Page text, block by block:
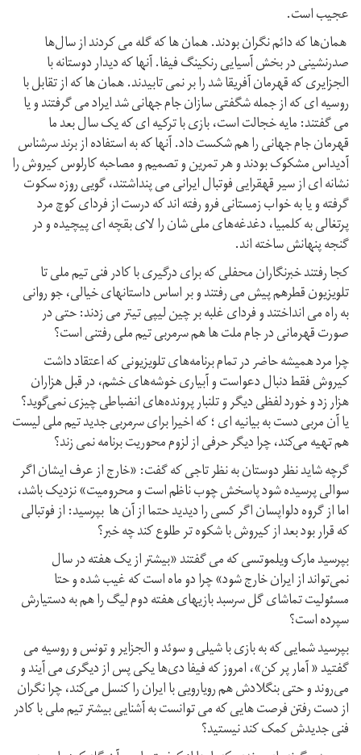
عجیب است.
همان‌ها که دائم نگران بودند. همان ها که گله می کردند از سال‌ها
صدرنشینی در بخش آسیایی رنکینگ فیفا. آنها که دیدار دوستانه با
الجزایری که قهرمان آفریقا شد را بر نمی تابیدند. همان ها که از تقابل با
روسیه ای که از جمله شگفتی سازان جام جهانی شد ایراد می گرفتند و یا
می گفتند: مایه خجالت است، بازی با ترکیه ای که یک سال بعد ما
قهرمان جام جهانی را هم شکست داد. آنها که به استفاده از برند سرشناس
آدیداس مشکوک بودند و هر تمرین و تصمیم و مصاحبه کارلوس کیروش را
نشانه ای از سیر قهقرایی فوتبال ایرانی می پنداشتند، گویی روزه سکوت
گرفته و یا به خواب زمستانی فرو رفته اند که درست از فردای کوچ مرد
پرتغالی به کلمبیا، دغدغه‌های ملی شان را لای بقچه ای پیچیده و در
گنجه پنهانش ساخته اند.
کجا رفتند خبرنگاران محفلی که برای درگیری با کادر فنی تیم ملی تا
تلویزیون قطرهم پیش می رفتند و بر اساس داستانهای خیالی، جو روانی
به راه می انداختند و فردای غلبه بر چین لیپی تیتر می زدند: حتی در
صورت قهرمانی در جام ملت ها هم سرمربی تیم ملی رفتنی است؟
چرا مرد همیشه حاضر در تمام برنامه‌های تلویزیونی که اعتقاد داشت
کیروش فقط دنبال دعواست و آبیاری خوشه‌های خشم، در قبل هزاران
هزار زد و خورد لفظی دیگر و تلنبار پرونده‌های انضباطی چیزی نمی‌گوید؟
یا آن مربی دست به بیانیه ای ؛ که اخیرا برای سرمربی جدید تیم ملی لیست
هم تهیه می‌کند، چرا دیگر حرفی از لزوم محوریت برنامه نمی زند؟
گرچه شاید نظر دوستان به نظر تاجی که گفت: «خارج از عرف ایشان اگر
سوالی پرسیده شود پاسخش چوب ناظم است و محرومیت» نزدیک باشد،
اما از گروه دلواپسان اگر کسی را دیدید حتما از آن ها بپرسید: از فوتبالی
که قرار بود بعد از کیروش با شکوه تر طلوع کند چه خبر؟
بپرسید مارک ویلموتسی که می گفتند «بیشتر از یک هفته در سال
نمی‌تواند از ایران خارج شود» چرا دو ماه است که غیب شده و حتا
مسئولیت تماشای گل سرسبد بازیهای هفته دوم لیگ را هم به دستیارش
سپرده است؟
بپرسید شمایی که به بازی با شیلی و سوئد و الجزایر و تونس و روسیه می
گفتید « آمار پر کن»، امروز که فیفا دی‌ها یکی پس از دیگری می آیند و
می‌روند و حتی بنگلادش هم رویارویی با ایران را کنسل می‌کند، چرا نگران
از دست رفتن فرصت هایی که می توانست به آشنایی بیشتر تیم ملی با کادر
فنی جدیدش کمک کند نیستید؟